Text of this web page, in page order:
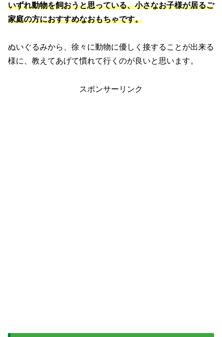
いずれ動物を飼おうと思っている、小さなお子様が居るご
家庭の方におすすめなおもちゃです。
ぬいぐるみから、徐々に動物に優しく接することが出来る
様に、教えてあげて慣れて行くのが良いと思います。
スポンサーリンク